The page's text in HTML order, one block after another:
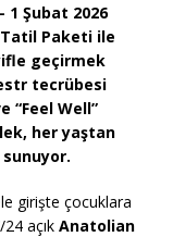
1 Şubat 2026
Paketi ile
geçirmek
tecrübesi
“Feel Well”
her yaştan
girişte çocuklara
açık Anatolian